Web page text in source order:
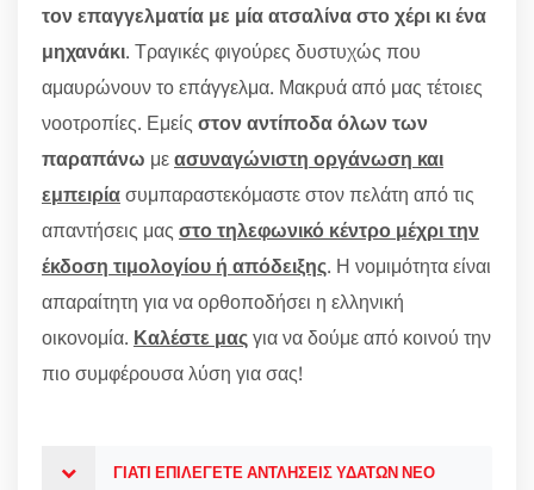
τον επαγγελματία με μία ατσαλίνα στο χέρι κι ένα
μηχανάκι. Τραγικές φιγούρες δυστυχώς που
αμαυρώνουν το επάγγελμα. Μακρυά από μας τέτοιες
νοοτροπίες. Εμείς στον αντίποδα όλων των
παραπάνω μεασυναγώνιστη οργάνωση και
εμπειρίασυμπαραστεκόμαστε στον πελάτη από τις
απαντήσεις μας στο τηλεφωνικό κέντρο μέχρι την
έκδοση τιμολογίου ή απόδειξης. Η νομιμότητα είναι
απαραίτητη για να ορθοποδήσει η ελληνική
οικονομία. Καλέστε μαςγια να δούμε από κοινού την
πιο συμφέρουσα λύση για σας!
ΓΙΑΤΙ ΕΠΙΛΕΓΕΤΕ ΑΝΤΛΗΣΕΙΣ ΥΔΑΤΩΝ ΝΕΟ